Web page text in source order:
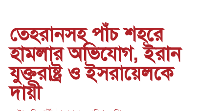
তেহরানসহ পাঁচ শহরে
হামলার অভিযোগ, ইরান
যুক্তরাষ্ট্র ও ইসরায়েলকে
দায়ী